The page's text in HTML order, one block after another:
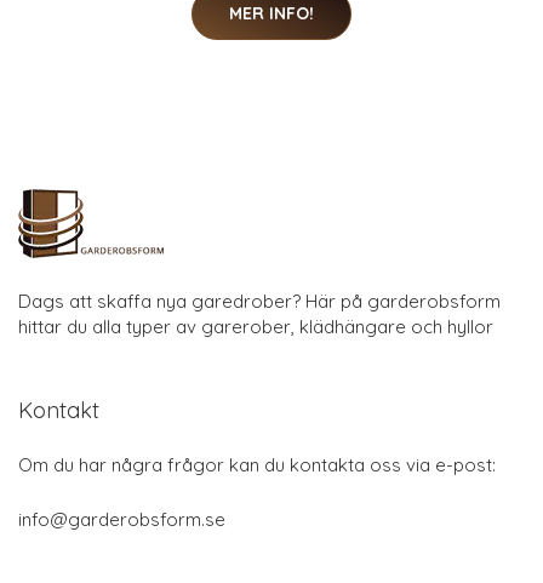
MER INFO!
Dags att skaffa nya garedrober? Här på garderobsform
hittar du alla typer av garerober, klädhängare och hyllor
Kontakt
Om du har några frågor kan du kontakta oss via e-post:
info@garderobsform.se